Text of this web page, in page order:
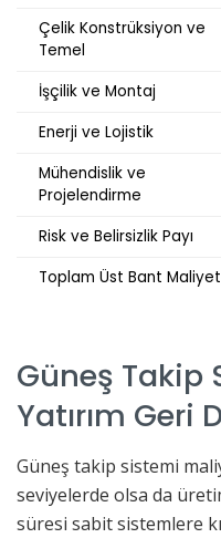
Çelik Konstrüksiyon ve
Temel
İşçilik ve Montaj
Enerji ve Lojistik
Mühendislik ve
Projelendirme
Risk ve Belirsizlik Payı
Toplam Üst Bant Maliyet
Güneş Takip
Yatırım Geri
Güneş takip sistemi
seviyelerde olsa da
süresi sabit sistemlere